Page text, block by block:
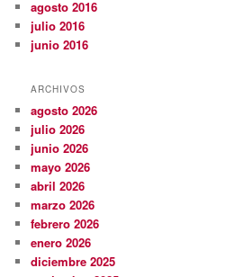
agosto 2016
julio 2016
junio 2016
ARCHIVOS
agosto 2026
julio 2026
junio 2026
mayo 2026
abril 2026
marzo 2026
febrero 2026
enero 2026
diciembre 2025